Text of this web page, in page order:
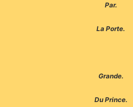
Par.
La Porte.
Grande.
Du Prince.